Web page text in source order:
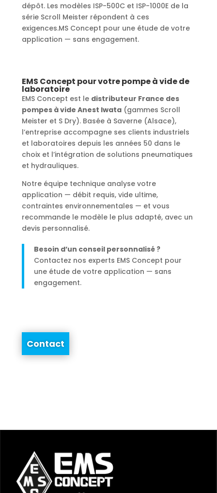
dépôt. Les modèles ISP-500C et ISP-1000E de la
série Scroll Meister répondent à ces
exigences.MS Concept pour une étude de votre
application — sans engagement.
EMS Concept pour votre pompe à vide de
laboratoire
EMS Concept est le distributeur France des
pompes à vide Anest Iwata(gammes Scroll
Meister et S Dry). Basée à Saverne (Alsace),
l’entreprise accompagne ses clients industriels
et laboratoires depuis les années 50 dans le
choix et l’intégration de solutions pneumatiques
et hydrauliques.
Notre équipe technique analyse votre
application — débit requis, vide ultime,
contraintes environnementales — et vous
recommande le modèle le plus adapté, avec un
devis personnalisé.
Besoin d’un conseil personnalisé ?
Contactez nos experts EMS Concept pour
une étude de votre application — sans
engagement.
Contact